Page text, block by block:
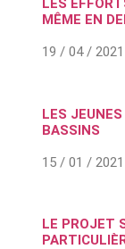
LES
MÊME EN
19 / 04 / 2021
LES
BASSINS
15 / 01 / 2021
LE PROJET